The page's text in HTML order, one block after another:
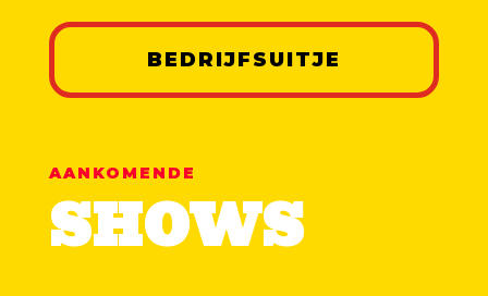
BEDRIJFSUITJE
AANKOMENDE
SHOWS